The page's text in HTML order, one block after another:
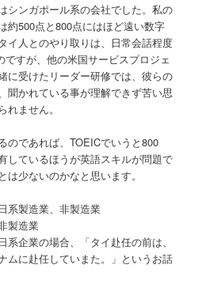
シンガポール系の会社でした。私の
約500点と800点にはほど遠い数字
イ人とのやり取りは、日常会話程度
すが、他の米国サービスプロジェ
に受けたリーダー研修では、彼らの
聞かれている事が理解できず苦い思
ません。
のであれば、TOEICでいうと800
しているほうが英語スキルが問題で
少ないのかなと思います。
系製造業、非製造業
製造業
系企業の場合 、「タイ赴任の前は、
ムに赴任していまた。」というお話